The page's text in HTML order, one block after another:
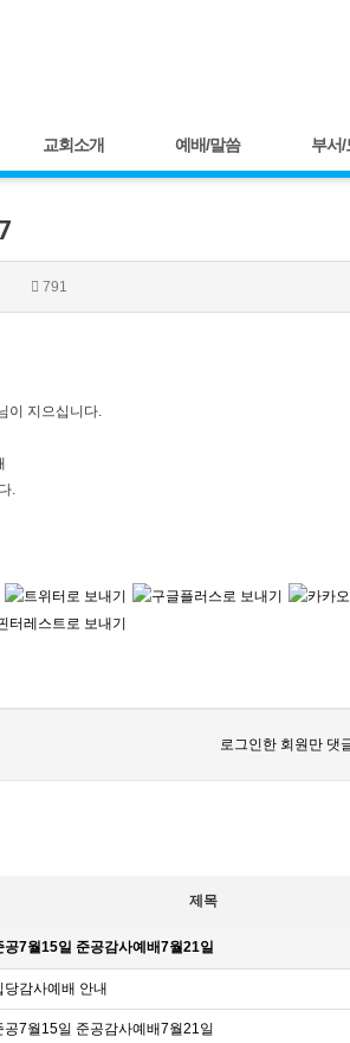
교회소개 예배/말씀 부서/
791
이 지으십니다.
.
로그인한 회원만 댓
제목
공7월15일 준공감사예배7월21일
당감사예배 안내
공7월15일 준공감사예배7월21일